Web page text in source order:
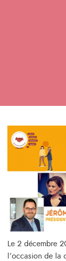
Le 2 décembre
l’occasion de la